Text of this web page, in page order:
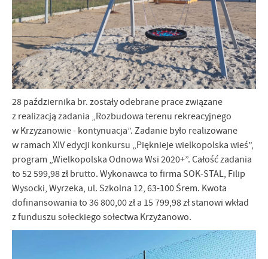
28 października br. zostały odebrane prace związane
z realizacją zadania „Rozbudowa terenu rekreacyjnego
w Krzyżanowie - kontynuacja”. Zadanie było realizowane
w ramach XIV edycji konkursu „Pięknieje wielkopolska wieś”,
program „Wielkopolska Odnowa Wsi 2020+”. Całość zadania
to 52 599,98 zł brutto. Wykonawca to firma SOK-STAL, Filip
Wysocki, Wyrzeka, ul. Szkolna 12, 63-100 Śrem. Kwota
dofinansowania to 36 800,00 zł a 15 799,98 zł stanowi wkład
z funduszu sołeckiego sołectwa Krzyżanowo.